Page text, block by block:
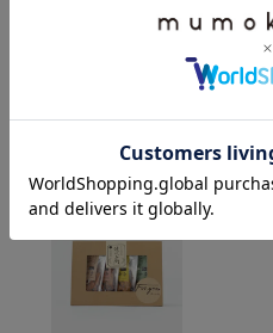
レビューを書いて
最近チェッ